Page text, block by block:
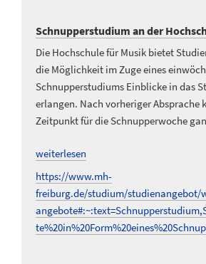
Schnupperstudium an der
Die Hochschule für Musik bietet
die Möglichkeit im Zuge eines
Schnupperstudiums Einblicke in das
erlangen. Nach vorheriger Absprache
Zeitpunkt für die Schnupperwoche
weiterlesen
https://www.mh-
freiburg.de/studium/studienangebot/